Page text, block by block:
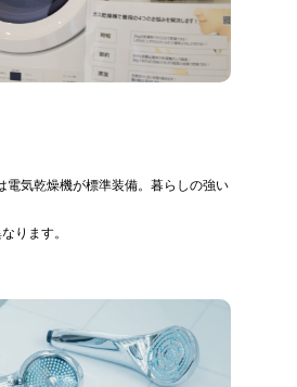
電気乾燥機が標準装備。暮らしの強い
ります。